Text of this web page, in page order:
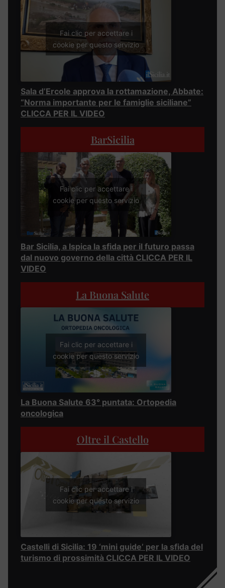
Fai clic per accettare i
cookie per questo servizio
Sala d’Ercole approva la rottamazione, Abbate:
“Norma importante per le famiglie siciliane”
CLICCA PER IL VIDEO
BarSicilia
Fai clic per accettare i
cookie per questo servizio
Bar Sicilia, a Ispica la sfida per il futuro passa
dal nuovo governo della città CLICCA PER IL
VIDEO
La Buona Salute
Fai clic per accettare i
cookie per questo servizio
La Buona Salute 63° puntata: Ortopedia
oncologica
Oltre il Castello
Fai clic per accettare i
cookie per questo servizio
Castelli di Sicilia: 19 ‘mini guide’ per la sfida del
turismo di prossimità CLICCA PER IL VIDEO